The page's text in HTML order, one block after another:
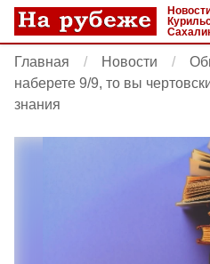
Главная Новости
наберете 9/9, то вы
знания